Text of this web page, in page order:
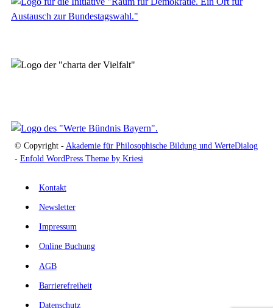
© Copyright - Akademie für Philosophische Bildung und WerteDialog
- Enfold WordPress Theme by Kriesi
Kontakt
Newsletter
Impressum
Online Buchung
AGB
Barrierefreiheit
Datenschutz